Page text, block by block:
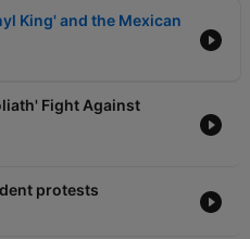
King' and the Mexican
Fight Against
protests